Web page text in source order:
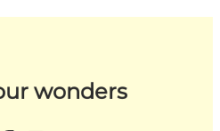
wonders